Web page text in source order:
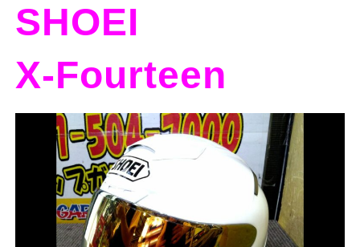
SHOEI
X-Fourteen